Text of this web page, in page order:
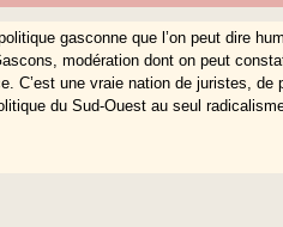
gasconne que l’on peut dire
modération dont on peut
C’est une vraie nation de juristes, de
du Sud-Ouest au seul